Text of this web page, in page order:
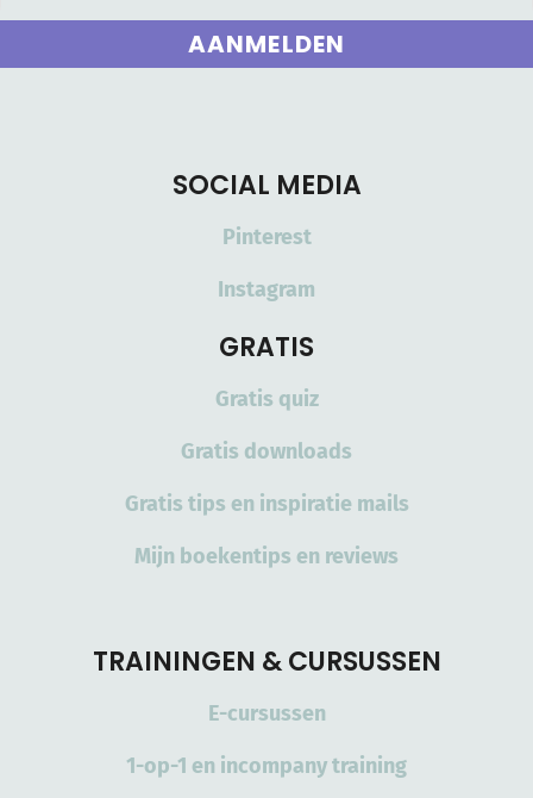
AANMELDEN
SOCIAL MEDIA
Pinterest
Instagram
GRATIS
Gratis quiz
Gratis downloads
Gratis tips en inspiratie mails
Mijn boekentips en reviews
TRAININGEN & CURSUSSEN
E-cursussen
1-op-1 en incompany training